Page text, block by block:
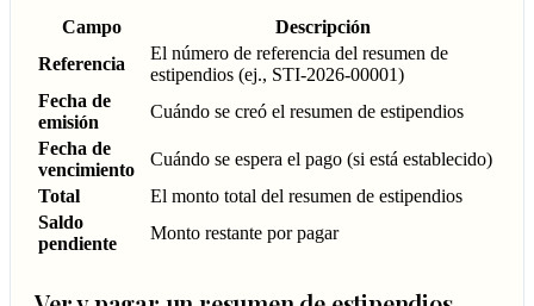
Campo
Descripción
Referencia
El número de referencia del resumen de
estipendios (ej., STI-2026-00001)
Fecha de
emisión
Cuándo se creó el resumen de estipendios
Fecha de
vencimiento
Cuándo se espera el pago (si está establecido)
Total
El monto total del resumen de estipendios
Saldo
pendiente
Monto restante por pagar